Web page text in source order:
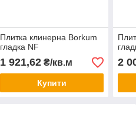
Плитка клинерна Borkum
гладка NF
1 921,62₴/кв.м
Купити
2